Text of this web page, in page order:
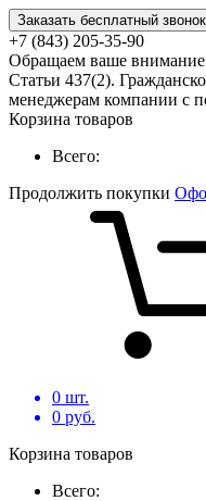
Заказать бесплатный звонок
+7 (843) 205-35-90
Обращаем ваше внимание
Статьи 437(2).
менеджерам компании с
Корзина товаров
Всего:
Продолжить покупки
0 шт.
0 руб.
Корзина товаров
Всего: